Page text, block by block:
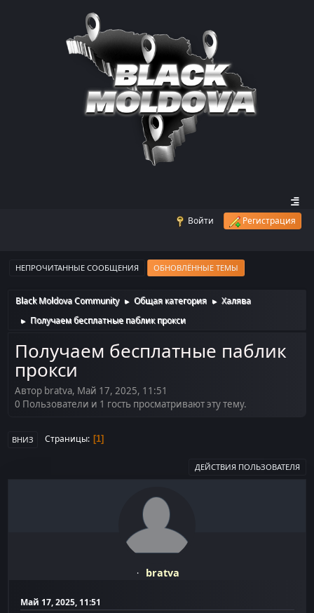
Войти Регистрация
НЕПРОЧИТАННЫЕ СООБЩЕНИЯ ОБНОВЛЁННЫЕ ТЕМЫ
Black Moldova Community ► Общая категория ► Халява
► Получаем бесплатные паблик прокси
Получаем бесплатные паблик
прокси
Автор bratva, Май 17, 2025, 11:51
0 Пользователи и 1 гость просматривают эту тему.
ВНИЗ Страницы 1
ДЕЙСТВИЯ ПОЛЬЗОВАТЕЛЯ
bratva
Май 17, 2025, 11:51